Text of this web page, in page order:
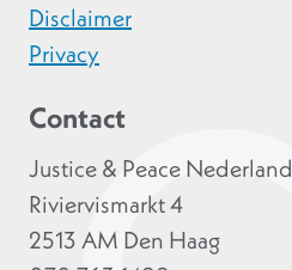
Disclaimer
Privacy
Contact
Justice & Peace Nederland
Riviervismarkt 4
2513 AM Den Haag